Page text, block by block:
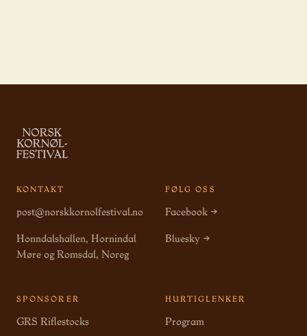
KONTAKT
post@norskkornolfestival.no
Honndalshallen, Hornindal
Møre og Romsdal, Noreg
FØLG OSS
Facebook →
Bluesky →
SPONSORER
GRS Riflestocks
HURTIGLENKER
Program